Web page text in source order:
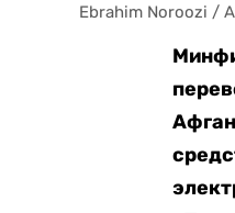
Ebrahim Noroozi /